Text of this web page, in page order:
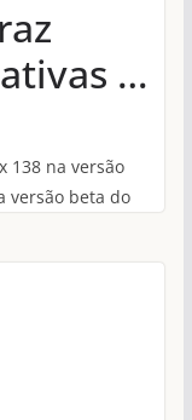
de
138 na versão
versão beta do